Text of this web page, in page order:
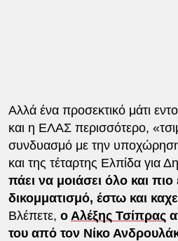
Αλλά ένα προσεκτικό μάτι
και η ΕΛΑΣ περισσότερο,
συνδυασμό με την
και της τέταρτης Ελπίδα για
πάει να μοιάσει όλο και πιο
δικομματισμό, έστω και
Βλέπετε, ο Αλέξης Τσίπρας
του από τον Νίκο